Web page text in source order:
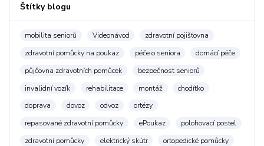
Štítky blogu
mobilita seniorů Videonávod
zdravotní pojišťovna
zdravotní pomůcky na poukaz
péče o seniora
domácí péče
půjčovna zdravotních pomůcek
bezpečnost seniorů
invalidní vozík
rehabilitace montáž
chodítko
doprava
dovoz odvoz
ortézy
repasované zdravotní pomůcky
ePoukaz
polohovací postel
zdravotní pomůcky
elektrický skútr
ortopedické pomůcky